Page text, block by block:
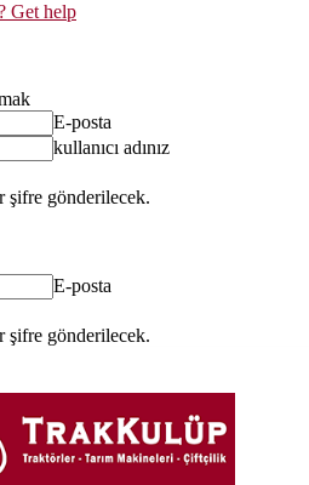
Get help
E-posta
kullanıcı adınız
şifre gönderilecek.
E-posta
şifre gönderilecek.